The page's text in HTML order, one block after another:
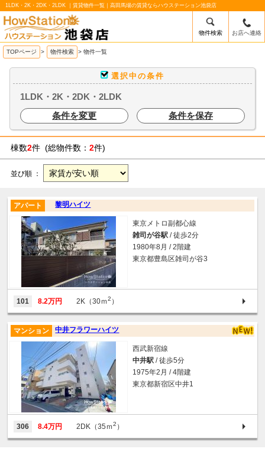
1LDK・2K・2DK・2LDK ｜賃貸物件一覧｜高田馬場の賃貸ならハウステーション池袋店
/mobile_img/head-logo.png
物件検索 お店へ連絡
TOPページ > 物件検索 > 物件一覧
選択中の条件
1LDK・2K・2DK・2LDK
条件を変更
条件を保存
棟数2件 (総物件数： 2件)
並び順 ：
黎明ハイツ
アパート
東京メトロ副都心線
雑司が谷駅 / 徒歩2分
1980年8月 / 2階建
東京都豊島区雑司が谷3
101 8.2万円 2K（30ｍ2 ）
中井フラワーハイツ
マンション
西武新宿線
中井駅 / 徒歩5分
1975年2月 / 4階建
東京都新宿区中井1
306 8.4万円 2DK（35ｍ2 ）